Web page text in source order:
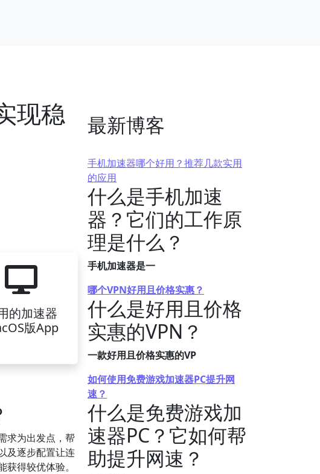
现稳
的加速器
版App
求为出发点，帮
及逐步配置让连
得较优体验。
最新博客
手机加速器哪个好用？推荐几款实用
的应用
什么是手机加速
器？它们的工作原
理是什么？
手机加速器是一
哪个VPN好用且价格实惠？
什么是好用且价格
实惠的VPN？
一款好用且价格实惠的VP
如何使用免费游戏加速器PC提升网
速？
什么是免费游戏加
速器PC？它如何帮
助提升网速？